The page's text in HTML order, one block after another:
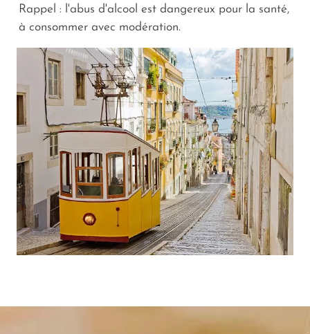
Rappel : l'abus d'alcool est dangereux pour la santé,
à consommer avec modération.